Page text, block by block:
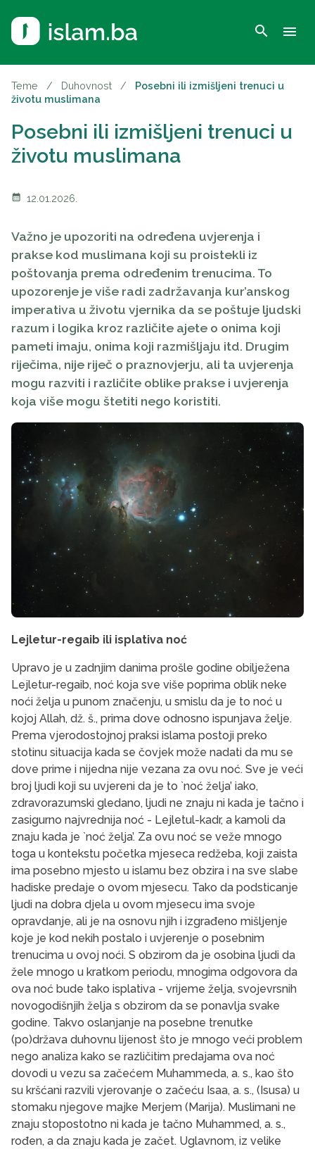
search menu
Teme / Duhovnost /
Posebni ili izmišljeni trenuci u
životu muslimana
Posebni ili izmišljeni trenuci u
životu muslimana
calendar_month 12.01.2026.
Važno je upozoriti na određena uvjerenja i
prakse kod muslimana koji su proistekli iz
poštovanja prema određenim trenucima. To
upozorenje je više radi zadržavanja kur’anskog
imperativa u životu vjernika da se poštuje ljudski
razum i logika kroz različite ajete o onima koji
pameti imaju, onima koji razmišljaju itd. Drugim
riječima, nije riječ o praznovjerju, ali ta uvjerenja
mogu razviti i različite oblike prakse i uvjerenja
koja više mogu štetiti nego koristiti.
Lejletur-regaib ili isplativa noć
Upravo je u zadnjim danima prošle godine obilježena
Lejletur-regaib, noć koja sve više poprima oblik neke
noći želja u punom značenju, u smislu da je to noć u
kojoj Allah, dž. š., prima dove odnosno ispunjava želje.
Prema vjerodostojnoj praksi islama postoji preko
stotinu situacija kada se čovjek može nadati da mu se
dove prime i nijedna nije vezana za ovu noć. Sve je veći
broj ljudi koji su uvjereni da je to `noć želja’ iako,
zdravorazumski gledano, ljudi ne znaju ni kada je tačno i
zasigurno najvrednija noć - Lejletul-kadr, a kamoli da
znaju kada je `noć želja’. Za ovu noć se veže mnogo
toga u kontekstu početka mjeseca redžeba, koji zaista
ima posebno mjesto u islamu bez obzira i na sve slabe
hadiske predaje o ovom mjesecu. Tako da podsticanje
ljudi na dobra djela u ovom mjesecu ima svoje
opravdanje, ali je na osnovu njih i izgrađeno mišljenje
koje je kod nekih postalo i uvjerenje o posebnim
trenucima u ovoj noći. S obzirom da je osobina ljudi da
žele mnogo u kratkom periodu, mnogima odgovora da
ova noć bude tako isplativa - vrijeme želja, svojevrsnih
novogodišnjih želja s obzirom da se ponavlja svake
godine. Takvo oslanjanje na posebne trenutke
(po)država duhovnu lijenost što je mnogo veći problem
nego analiza kako se različitim predajama ova noć
dovodi u vezu sa začećem Muhammeda, a. s., kao što
su kršćani razvili vjerovanje o začeću Isaa, a. s., (Isusa) u
stomaku njegove majke Merjem (Marija). Muslimani ne
znaju stopostotno ni kada je tačno Muhammed, a. s.,
rođen, a da znaju kada je začet. Uglavnom, iz velike